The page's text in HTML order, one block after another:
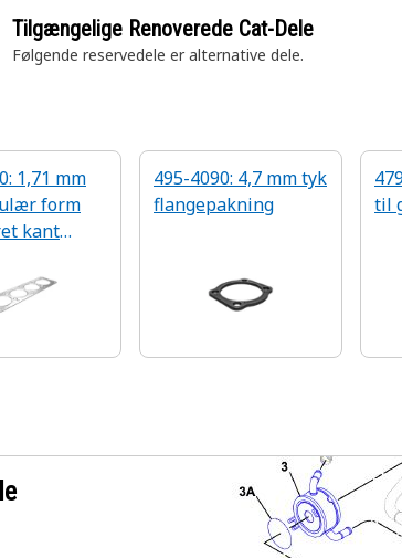
Tilgængelige Renoverede Cat-Dele
Følgende reservedele er alternative dele.
1,71 mm
form
kant
495-4090: 4,7 mm tyk
flangepakning
til